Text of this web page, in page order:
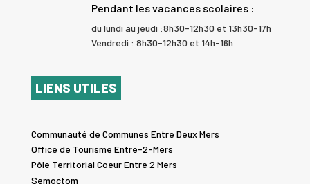
Pendant les vacances scolaires :
du lundi au jeudi :8h30-12h30 et 13h30-17h
Vendredi : 8h30-12h30 et 14h-16h
LIENS UTILES
Communauté de Communes Entre Deux Mers
Office de Tourisme Entre-2-Mers
Pôle Territorial Coeur Entre 2 Mers
Semoctom